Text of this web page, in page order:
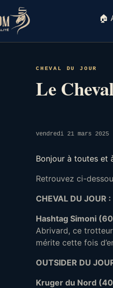
🏠
CHEVAL DU JOUR
Le
vendredi 21 mars 2025
Bonjour à toutes et
Retrouvez ci-
CHEVAL DU JOUR :
Hashtag Simoni
Abrivard, ce
mérite cette fois
OUTSIDER DU
Kruger du Nord